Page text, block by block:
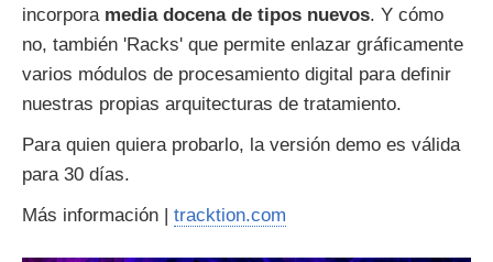
incorpora media docena de tipos nuevos. Y cómo
no, también 'Racks' que permite enlazar gráficamente
varios módulos de procesamiento digital para definir
nuestras propias arquitecturas de tratamiento.
Para quien quiera probarlo, la versión demo es válida
para 30 días.
Más información | tracktion.com